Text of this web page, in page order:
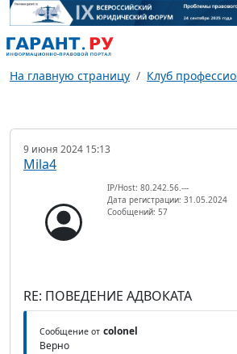
На главную страницу Клуб
9 июня 2024 15:13
Mila4
IP/Host: 80.242.56.---
Дата регистрации: 31.05.2024
Сообщений: 57
RE: ПОВЕДЕНИЕ АДВОКАТА
Сообщение от colonel
Верно